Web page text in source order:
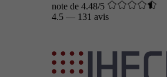
note de 4.48/5
4.5 — 131 avis